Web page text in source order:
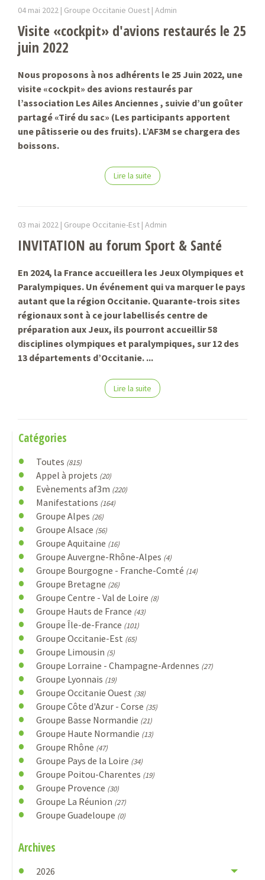
04 mai 2022 | Groupe Occitanie Ouest | Admin
Visite «cockpit» d'avions restaurés le 25
juin 2022
Nous proposons à nos adhérents le 25 Juin 2022, une
visite «cockpit» des avions restaurés par
l’association Les Ailes Anciennes , suivie d’un goûter
partagé «Tiré du sac» (Les participants apportent
une pâtisserie ou des fruits). L’AF3M se chargera des
boissons.
Lire la suite
03 mai 2022 | Groupe Occitanie-Est | Admin
INVITATION au forum Sport & Santé
En 2024, la France accueillera les Jeux Olympiques et
Paralympiques. Un événement qui va marquer le pays
autant que la région Occitanie. Quarante-trois sites
régionaux sont à ce jour labellisés centre de
préparation aux Jeux, ils pourront accueillir 58
disciplines olympiques et paralympiques, sur 12 des
13 départements d’Occitanie. ...
Lire la suite
Catégories
Toutes (815)
Appel à projets (20)
Evènements af3m (220)
Manifestations (164)
Groupe Alpes (26)
Groupe Alsace (56)
Groupe Aquitaine (16)
Groupe Auvergne-Rhône-Alpes (4)
Groupe Bourgogne - Franche-Comté (14)
Groupe Bretagne (26)
Groupe Centre - Val de Loire (8)
Groupe Hauts de France (43)
Groupe Île-de-France (101)
Groupe Occitanie-Est (65)
Groupe Limousin (5)
Groupe Lorraine - Champagne-Ardennes (27)
Groupe Lyonnais (19)
Groupe Occitanie Ouest (38)
Groupe Côte d'Azur - Corse (35)
Groupe Basse Normandie (21)
Groupe Haute Normandie (13)
Groupe Rhône (47)
Groupe Pays de la Loire (34)
Groupe Poitou-Charentes (19)
Groupe Provence (30)
Groupe La Réunion (27)
Groupe Guadeloupe (0)
Archives
2026